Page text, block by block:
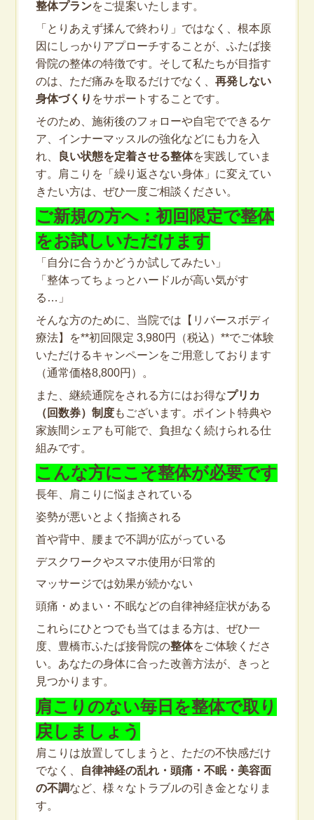
整体プランをご提案いたします。
「とりあえず揉んで終わり」ではなく、根本原
因にしっかりアプローチすることが、ふたば接
骨院の整体の特徴です。そして私たちが目指す
のは、ただ痛みを取るだけでなく、 再発しない
身体づくり をサポートすることです。
そのため、施術後のフォローや自宅でできるケ
ア、インナーマッスルの強化などにも力を入
れ、
良い状態を定着させる整体を実践していま
す。肩こりを「繰り返さない身体」に変えてい
きたい方は、ぜひ一度ご相談ください。
ご新規の方へ：初回限定で整体
をお試しいただけます
「自分に合うかどうか試してみたい」
「整体ってちょっとハードルが高い気がす
る…」
そんな方のために、当院では【リバースボディ
療法】を**初回限定 3,980円（税込）**でご体験
いただけるキャンペーンをご用意しております
（通常価格8,800円）。
また、継続通院をされる方にはお得なプリカ
（回数券）制度もございます。ポイント特典や
家族間シェアも可能で、負担なく続けられる仕
組みです。
こんな方にこそ整体が必要です
長年、肩こりに悩まされている
姿勢が悪いとよく指摘される
首や背中、腰まで不調が広がっている
デスクワークやスマホ使用が日常的
マッサージでは効果が続かない
頭痛・めまい・不眠などの自律神経症状がある
これらにひとつでも当てはまる方は、ぜひ一
度、豊橋市ふたば接骨院の整体をご体験くださ
い。あなたの身体に合った改善方法が、きっと
見つかります。
肩こりのない毎日を整体で取り
戻しましょう
肩こりは放置してしまうと、ただの不快感だけ
でなく、
自律神経の乱れ・頭痛・不眠・美容面
の不調など、様々なトラブルの引き金となりま
す。